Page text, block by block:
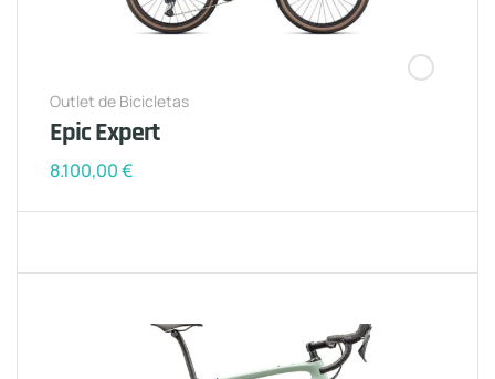
Outlet de Bicicletas
Epic Expert
8.100,00€